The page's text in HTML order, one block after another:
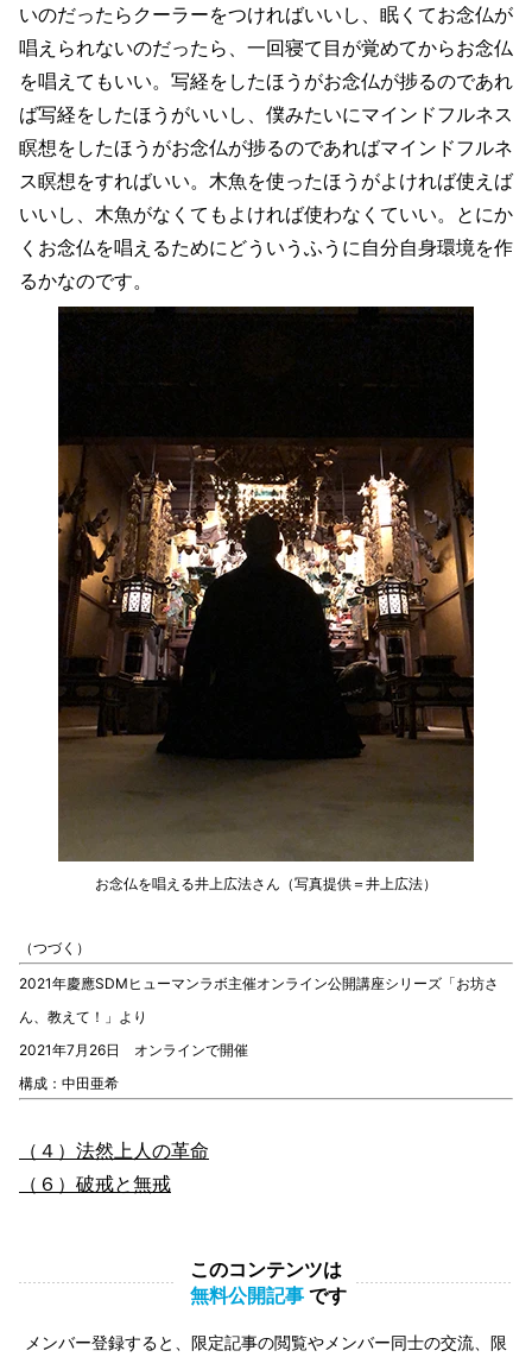
いのだったらクーラーをつければいいし、眠くてお念仏が
唱えられないのだったら、一回寝て目が覚めてからお念仏
を唱えてもいい。写経をしたほうがお念仏が捗るのであれ
ば写経をしたほうがいいし、僕みたいにマインドフルネス
瞑想をしたほうがお念仏が捗るのであればマインドフルネ
ス瞑想をすればいい。木魚を使ったほうがよければ使えば
いいし、木魚がなくてもよければ使わなくていい。とにか
くお念仏を唱えるためにどういうふうに自分自身環境を作
るかなのです。
お念仏を唱える井上広法さん（写真提供＝井上広法）
（つづく）
2021年慶應SDMヒューマンラボ主催オンライン公開講座シリーズ「お坊さ
ん、教えて！」より
2021年7月26日 オンラインで開催
構成：中田亜希
（４）法然上人の革命
（６）破戒と無戒
このコンテンツは
無料公開記事 です
メンバー登録すると、限定記事の閲覧やメンバー同士の交流、限